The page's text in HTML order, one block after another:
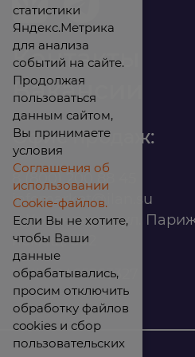
Контакты
Вакансии
Офис продаж:
infomarket@ilan.su
г. Красноярск, ул.
помещ. 302
ИНН: 2465263327
статистики
Яндекс.Метрика
для анализа
событий на сайте.
Продолжая
пользоваться
данным сайтом,
Вы принимаете
условия
Соглашения об
использовании
Cookie-файлов.
Если Вы не хотите,
чтобы Ваши
данные
обрабатывались,
просим отключить
обработку файлов
cookies и сбор
пользовательских